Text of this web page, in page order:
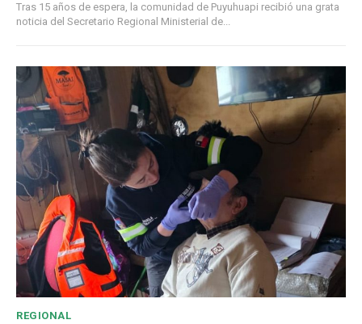
Tras 15 años de espera, la comunidad de Puyuhuapi recibió una grata
noticia del Secretario Regional Ministerial de...
REGIONAL